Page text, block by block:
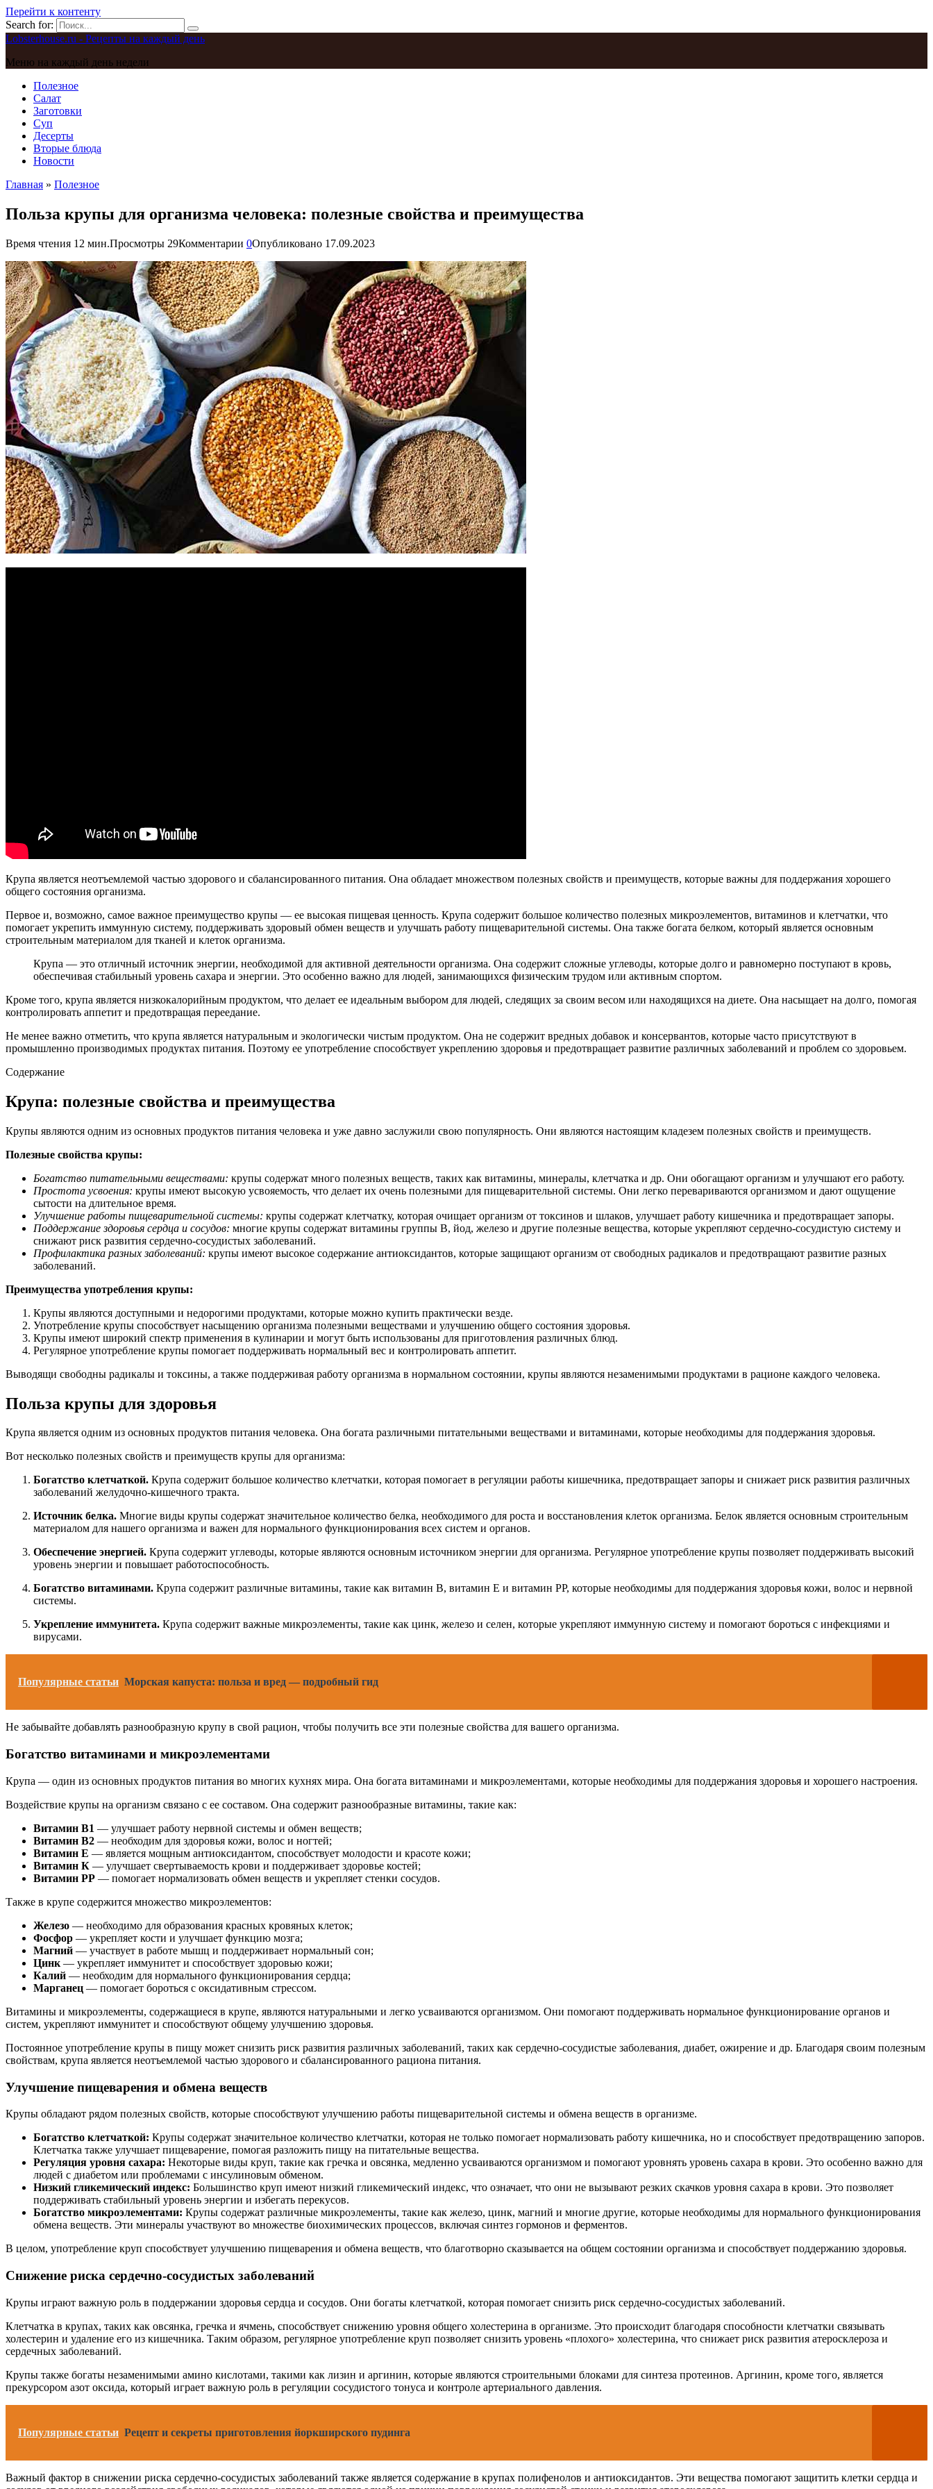
Перейти к контенту
Search for:
Lobsterhouse.ru - Рецепты на каждый день
Меню на каждый день недели
Полезное
Салат
Заготовки
Суп
Десерты
Вторые блюда
Новости
Главная » Полезное
Польза крупы для организма человека: полезные свойства и преимущества
Время чтения 12 мин.Просмотры 29Комментарии 0Опубликовано 17.09.2023
Крупа является неотъемлемой частью здорового и сбалансированного питания. Она обладает множеством полезных свойств и преимуществ, которые важны для поддержания хорошего
общего состояния организма.
Первое и, возможно, самое важное преимущество крупы — ее высокая пищевая ценность. Крупа содержит большое количество полезных микроэлементов, витаминов и клетчатки, что
помогает укрепить иммунную систему, поддерживать здоровый обмен веществ и улучшать работу пищеварительной системы. Она также богата белком, который является основным
строительным материалом для тканей и клеток организма.
Крупа — это отличный источник энергии, необходимой для активной деятельности организма. Она содержит сложные углеводы, которые долго и равномерно поступают в кровь,
обеспечивая стабильный уровень сахара и энергии. Это особенно важно для людей, занимающихся физическим трудом или активным спортом.
Кроме того, крупа является низкокалорийным продуктом, что делает ее идеальным выбором для людей, следящих за своим весом или находящихся на диете. Она насыщает на долго, помогая
контролировать аппетит и предотвращая переедание.
Не менее важно отметить, что крупа является натуральным и экологически чистым продуктом. Она не содержит вредных добавок и консервантов, которые часто присутствуют в
промышленно производимых продуктах питания. Поэтому ее употребление способствует укреплению здоровья и предотвращает развитие различных заболеваний и проблем со здоровьем.
Содержание
Крупа: полезные свойства и преимущества
Крупы являются одним из основных продуктов питания человека и уже давно заслужили свою популярность. Они являются настоящим кладезем полезных свойств и преимуществ.
Полезные свойства крупы:
Богатство питательными веществами: крупы содержат много полезных веществ, таких как витамины, минералы, клетчатка и др. Они обогащают организм и улучшают его работу.
Простота усвоения: крупы имеют высокую усвояемость, что делает их очень полезными для пищеварительной системы. Они легко перевариваются организмом и дают ощущение
сытости на длительное время.
Улучшение работы пищеварительной системы: крупы содержат клетчатку, которая очищает организм от токсинов и шлаков, улучшает работу кишечника и предотвращает запоры.
Поддержание здоровья сердца и сосудов: многие крупы содержат витамины группы В, йод, железо и другие полезные вещества, которые укрепляют сердечно-сосудистую систему и
снижают риск развития сердечно-сосудистых заболеваний.
Профилактика разных заболеваний: крупы имеют высокое содержание антиоксидантов, которые защищают организм от свободных радикалов и предотвращают развитие разных
заболеваний.
Преимущества употребления крупы:
Крупы являются доступными и недорогими продуктами, которые можно купить практически везде.
Употребление крупы способствует насыщению организма полезными веществами и улучшению общего состояния здоровья.
Крупы имеют широкий спектр применения в кулинарии и могут быть использованы для приготовления различных блюд.
Регулярное употребление крупы помогает поддерживать нормальный вес и контролировать аппетит.
Выводящи свободны радикалы и токсины, а также поддерживая работу организма в нормальном состоянии, крупы являются незаменимыми продуктами в рационе каждого человека.
Польза крупы для здоровья
Крупа является одним из основных продуктов питания человека. Она богата различными питательными веществами и витаминами, которые необходимы для поддержания здоровья.
Вот несколько полезных свойств и преимуществ крупы для организма:
Богатство клетчаткой. Крупа содержит большое количество клетчатки, которая помогает в регуляции работы кишечника, предотвращает запоры и снижает риск развития различных
заболеваний желудочно-кишечного тракта.
Источник белка. Многие виды крупы содержат значительное количество белка, необходимого для роста и восстановления клеток организма. Белок является основным строительным
материалом для нашего организма и важен для нормального функционирования всех систем и органов.
Обеспечение энергией. Крупа содержит углеводы, которые являются основным источником энергии для организма. Регулярное употребление крупы позволяет поддерживать высокий
уровень энергии и повышает работоспособность.
Богатство витаминами. Крупа содержит различные витамины, такие как витамин В, витамин Е и витамин РР, которые необходимы для поддержания здоровья кожи, волос и нервной
системы.
Укрепление иммунитета. Крупа содержит важные микроэлементы, такие как цинк, железо и селен, которые укрепляют иммунную систему и помогают бороться с инфекциями и
вирусами.
Популярные статьи Морская капуста: польза и вред — подробный гид
Не забывайте добавлять разнообразную крупу в свой рацион, чтобы получить все эти полезные свойства для вашего организма.
Богатство витаминами и микроэлементами
Крупа — один из основных продуктов питания во многих кухнях мира. Она богата витаминами и микроэлементами, которые необходимы для поддержания здоровья и хорошего настроения.
Воздействие крупы на организм связано с ее составом. Она содержит разнообразные витамины, такие как:
Витамин В1 — улучшает работу нервной системы и обмен веществ;
Витамин В2 — необходим для здоровья кожи, волос и ногтей;
Витамин Е — является мощным антиоксидантом, способствует молодости и красоте кожи;
Витамин К — улучшает свертываемость крови и поддерживает здоровье костей;
Витамин РР — помогает нормализовать обмен веществ и укрепляет стенки сосудов.
Также в крупе содержится множество микроэлементов:
Железо — необходимо для образования красных кровяных клеток;
Фосфор — укрепляет кости и улучшает функцию мозга;
Магний — участвует в работе мышц и поддерживает нормальный сон;
Цинк — укрепляет иммунитет и способствует здоровью кожи;
Калий — необходим для нормального функционирования сердца;
Марганец — помогает бороться с оксидативным стрессом.
Витамины и микроэлементы, содержащиеся в крупе, являются натуральными и легко усваиваются организмом. Они помогают поддерживать нормальное функционирование органов и
систем, укрепляют иммунитет и способствуют общему улучшению здоровья.
Постоянное употребление крупы в пищу может снизить риск развития различных заболеваний, таких как сердечно-сосудистые заболевания, диабет, ожирение и др. Благодаря своим полезным
свойствам, крупа является неотъемлемой частью здорового и сбалансированного рациона питания.
Улучшение пищеварения и обмена веществ
Крупы обладают рядом полезных свойств, которые способствуют улучшению работы пищеварительной системы и обмена веществ в организме.
Богатство клетчаткой: Крупы содержат значительное количество клетчатки, которая не только помогает нормализовать работу кишечника, но и способствует предотвращению запоров.
Клетчатка также улучшает пищеварение, помогая разложить пищу на питательные вещества.
Регуляция уровня сахара: Некоторые виды круп, такие как гречка и овсянка, медленно усваиваются организмом и помогают уровнять уровень сахара в крови. Это особенно важно для
людей с диабетом или проблемами с инсулиновым обменом.
Низкий гликемический индекс: Большинство круп имеют низкий гликемический индекс, что означает, что они не вызывают резких скачков уровня сахара в крови. Это позволяет
поддерживать стабильный уровень энергии и избегать перекусов.
Богатство микроэлементами: Крупы содержат различные микроэлементы, такие как железо, цинк, магний и многие другие, которые необходимы для нормального функционирования
обмена веществ. Эти минералы участвуют во множестве биохимических процессов, включая синтез гормонов и ферментов.
В целом, употребление круп способствует улучшению пищеварения и обмена веществ, что благотворно сказывается на общем состоянии организма и способствует поддержанию здоровья.
Снижение риска сердечно-сосудистых заболеваний
Крупы играют важную роль в поддержании здоровья сердца и сосудов. Они богаты клетчаткой, которая помогает снизить риск сердечно-сосудистых заболеваний.
Клетчатка в крупах, таких как овсянка, гречка и ячмень, способствует снижению уровня общего холестерина в организме. Это происходит благодаря способности клетчатки связывать
холестерин и удаление его из кишечника. Таким образом, регулярное употребление круп позволяет снизить уровень «плохого» холестерина, что снижает риск развития атеросклероза и
сердечных заболеваний.
Крупы также богаты незаменимыми амино кислотами, такими как лизин и аргинин, которые являются строительными блоками для синтеза протеинов. Аргинин, кроме того, является
прекурсором азот оксида, который играет важную роль в регуляции сосудистого тонуса и контроле артериального давления.
Популярные статьи Рецепт и секреты приготовления йоркширского пудинга
Важный фактор в снижении риска сердечно-сосудистых заболеваний также является содержание в крупах полифенолов и антиоксидантов. Эти вещества помогают защитить клетки сердца и